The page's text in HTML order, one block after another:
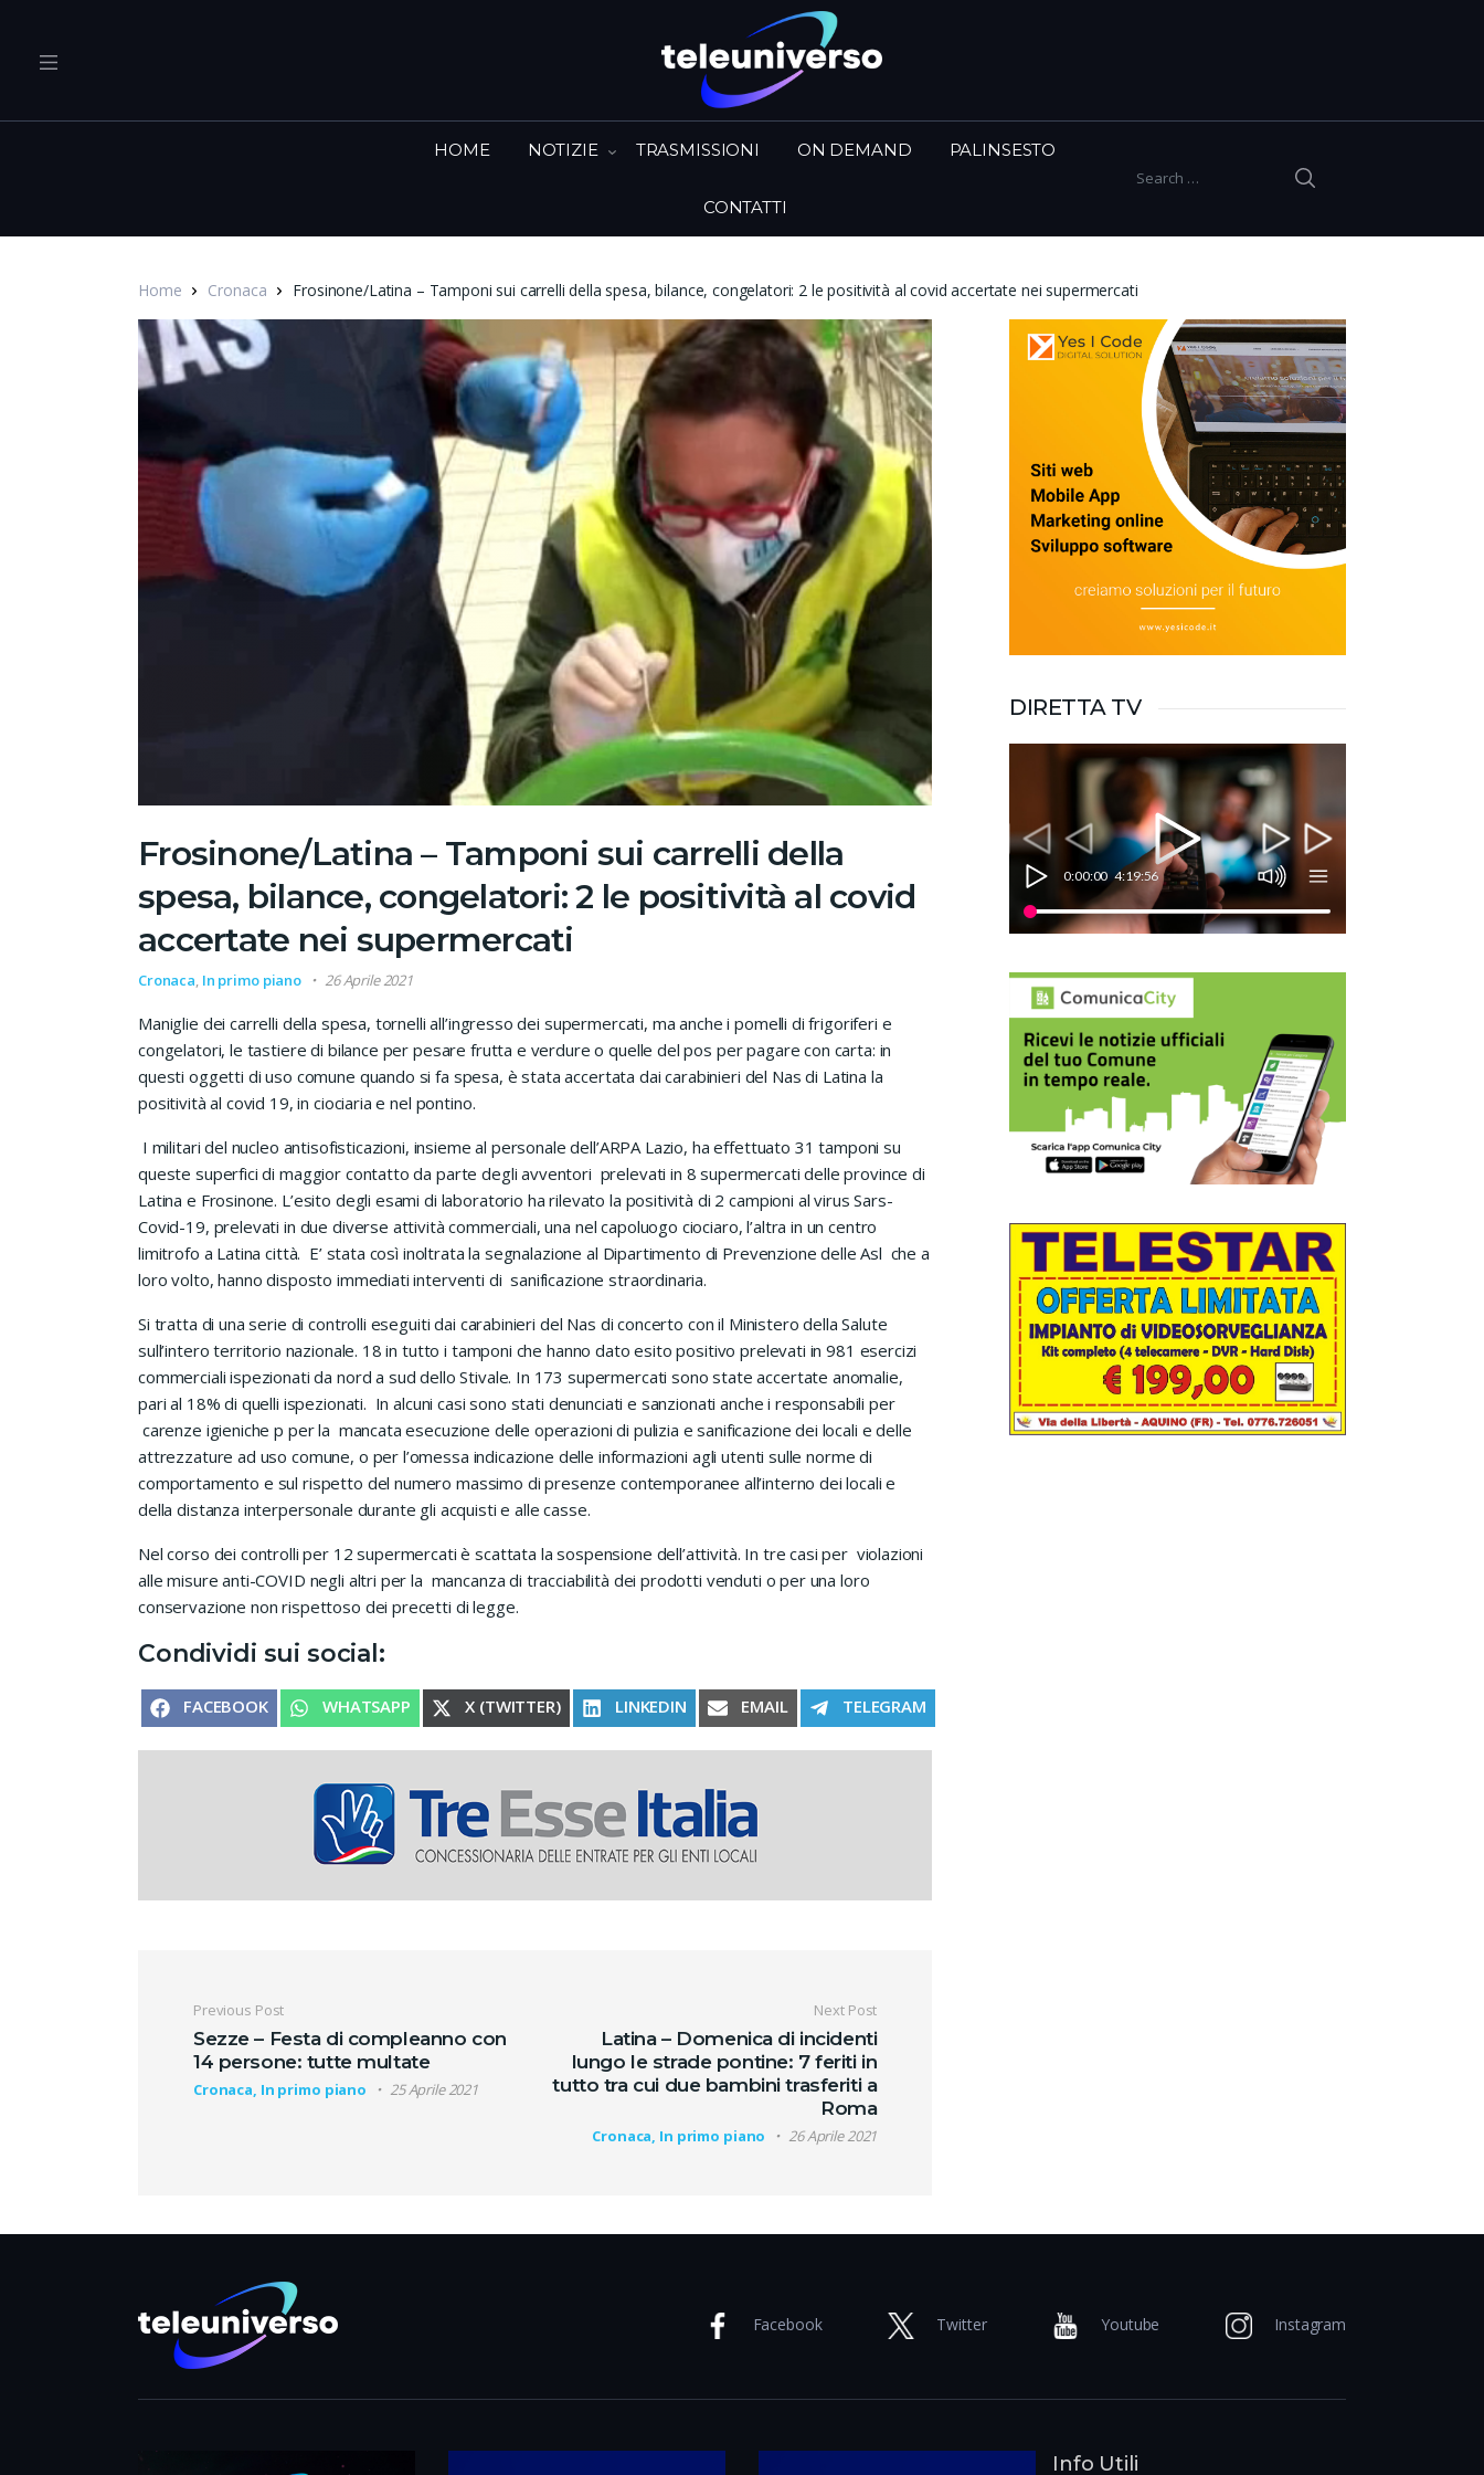
Search for:
HOME NOTIZIE TRASMISSIONI ON DEMAND PALINSESTO
CONTATTI
Home Cronaca Frosinone/Latina – Tamponi sui carrelli della spesa, bilance, congelatori: 2 le positività al covid accertate nei supermercati
Frosinone/Latina – Tamponi sui carrelli della
spesa, bilance, congelatori: 2 le positività al covid
accertate nei supermercati
Cronaca, In primo piano 26 Aprile 2021
Maniglie dei carrelli della spesa, tornelli all’ingresso dei supermercati, ma anche i pomelli di frigoriferi e
congelatori, le tastiere di bilance per pesare frutta e verdure o quelle del pos per pagare con carta: in
questi oggetti di uso comune quando si fa spesa, è stata accertata dai carabinieri del Nas di Latina la
positività al covid 19, in ciociaria e nel pontino.
I militari del nucleo antisofisticazioni, insieme al personale dell’ARPA Lazio, ha effettuato 31 tamponi su
queste superfici di maggior contatto da parte degli avventori prelevati in 8 supermercati delle province di
Latina e Frosinone. L’esito degli esami di laboratorio ha rilevato la positività di 2 campioni al virus Sars-
Covid-19, prelevati in due diverse attività commerciali, una nel capoluogo ciociaro, l’altra in un centro
limitrofo a Latina città. E’ stata così inoltrata la segnalazione al Dipartimento di Prevenzione delle Asl che a
loro volto, hanno disposto immediati interventi di sanificazione straordinaria.
Si tratta di una serie di controlli eseguiti dai carabinieri del Nas di concerto con il Ministero della Salute
sull’intero territorio nazionale. 18 in tutto i tamponi che hanno dato esito positivo prelevati in 981 esercizi
commerciali ispezionati da nord a sud dello Stivale. In 173 supermercati sono state accertate anomalie,
pari al 18% di quelli ispezionati. In alcuni casi sono stati denunciati e sanzionati anche i responsabili per
carenze igieniche p per la mancata esecuzione delle operazioni di pulizia e sanificazione dei locali e delle
attrezzature ad uso comune, o per l’omessa indicazione delle informazioni agli utenti sulle norme di
comportamento e sul rispetto del numero massimo di presenze contemporanee all’interno dei locali e
della distanza interpersonale durante gli acquisti e alle casse.
Nel corso dei controlli per 12 supermercati è scattata la sospensione dell’attività. In tre casi per violazioni
alle misure anti-COVID negli altri per la mancanza di tracciabilità dei prodotti venduti o per una loro
conservazione non rispettoso dei precetti di legge.
Condividi sui social:
SHARE ON
FACEBOOK SHARE ON
WHATSAPP SHARE ON
X (TWITTER) SHARE ON
LINKEDIN SHARE ON
EMAIL SHARE ON
TELEGRAM
Navigazione articoli
Previous Post
Sezze – Festa di compleanno con
14 persone: tutte multate
Cronaca, In primo piano 25 Aprile 2021
Next Post
Latina – Domenica di incidenti
lungo le strade pontine: 7 feriti in
tutto tra cui due bambini trasferiti a
Roma
Cronaca, In primo piano 26 Aprile 2021
DIRETTA TV
0:00:00 4:19:56
Facebook Twitter Youtube Instagram
Info Utili